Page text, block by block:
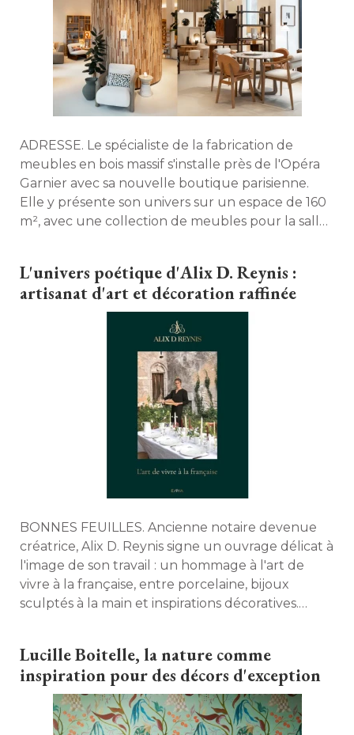
ADRESSE. Le spécialiste de la fabrication de
meubles en bois massif s'installe près de l'Opéra
Garnier avec sa nouvelle boutique parisienne.
Elle y présente son univers sur un espace de 160
m², avec une collection de meubles pour la salle
L'univers poétique d'Alix D. Reynis :
artisanat d'art et décoration raffinée
BONNES FEUILLES. Ancienne notaire devenue
créatrice, Alix D. Reynis signe un ouvrage délicat à
l'image de son travail : un hommage à l'art de
vivre à la française, entre porcelaine, bijoux
sculptés à la main et inspirations décoratives.
Lucille Boitelle, la nature comme
inspiration pour des décors d'exception